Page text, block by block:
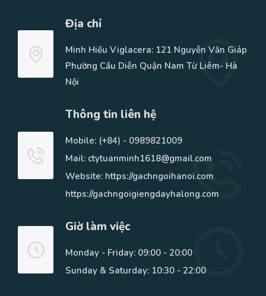
Địa chỉ
Minh Hiếu Viglacera: 121 Nguyễn Văn Giáp
Phường Cầu Diễn Quận Nam Từ Liêm- Hà
Nội
Thông tin liên hệ
Mobile: (+84) - 0989821009
Mail: ctytuanminh1618@gmail.com
Website: https://gachngoihanoi.com
https://gachngoigiengdayhalong.com
Giờ làm việc
Monday - Friday: 09:00 - 20:00
Sunday & Saturday: 10:30 - 22:00